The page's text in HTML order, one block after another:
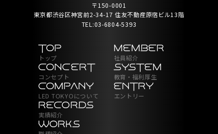
〒150-0001
東京都渋谷区神宮前2-34-17 住友不動産原宿ビル13階
TEL:03-6804-5393
TOP
トップ
CONCERT
コンセプト
COMPANY
LED TOKYOについて
RECORDS
実績紹介
WORKS
MEMBER
社員紹介
SYSTEM
教育・福利厚生
ENTRY
エントリー